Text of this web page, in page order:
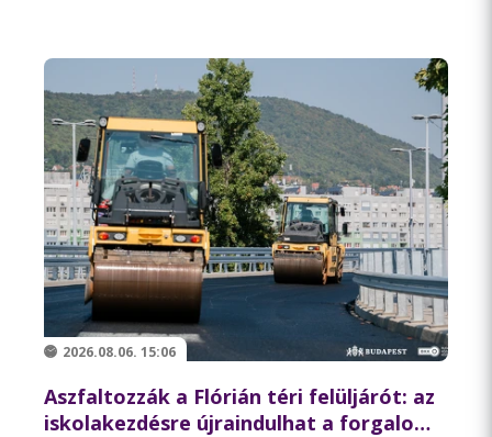
2026.08.06. 15:06
Aszfaltozzák a Flórián téri felüljárót: az
iskolakezdésre újraindulhat a forgalom